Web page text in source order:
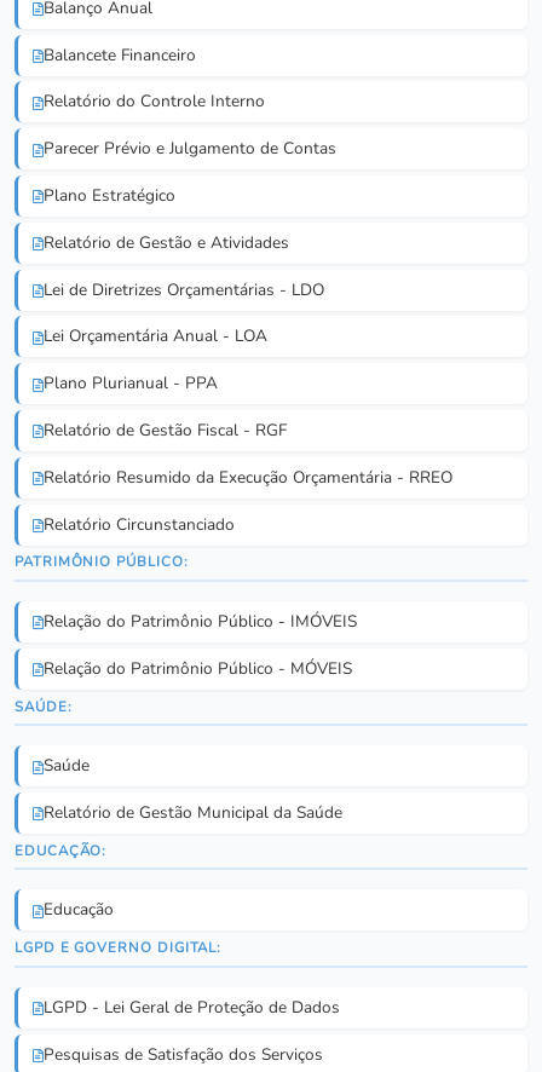
Balanço Anual
Balancete Financeiro
Relatório do Controle Interno
Parecer Prévio e Julgamento de Contas
Plano Estratégico
Relatório de Gestão e Atividades
Lei de Diretrizes Orçamentárias - LDO
Lei Orçamentária Anual - LOA
Plano Plurianual - PPA
Relatório de Gestão Fiscal - RGF
Relatório Resumido da Execução Orçamentária - RREO
Relatório Circunstanciado
PATRIMÔNIO PÚBLICO:
Relação do Patrimônio Público - IMÓVEIS
Relação do Patrimônio Público - MÓVEIS
SAÚDE:
Saúde
Relatório de Gestão Municipal da Saúde
EDUCAÇÃO:
Educação
LGPD E GOVERNO DIGITAL:
LGPD - Lei Geral de Proteção de Dados
Pesquisas de Satisfação dos Serviços